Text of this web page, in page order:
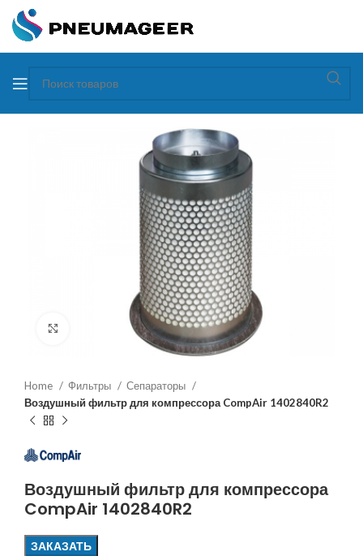
Home Фильтры
Сепараторы
Воздушный фильтр для компрессора CompAir 1402840R2
Воздушный фильтр для компрессора
CompAir 1402840R2
ЗАКАЗАТЬ